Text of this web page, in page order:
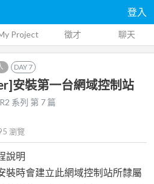
登入
Project 徵才 聊天
DAY7
安裝第一台網域控制站
系列 第 7 篇
瀏覽
說明
裝時會建立此網域控制站所隸屬